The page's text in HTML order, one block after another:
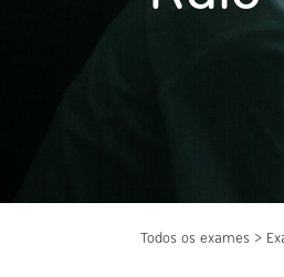
Todos os exames >